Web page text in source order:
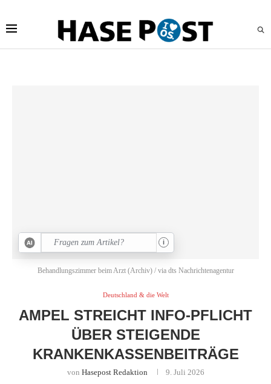
Behandlungszimmer beim Arzt (Archiv) / via dts Nachrichtenagentur
i
Deutschland & die Welt
AMPEL STREICHT INFO-PFLICHT
ÜBER STEIGENDE
KRANKENKASSENBEITRÄGE
von Hasepost Redaktion 9. Juli 2026